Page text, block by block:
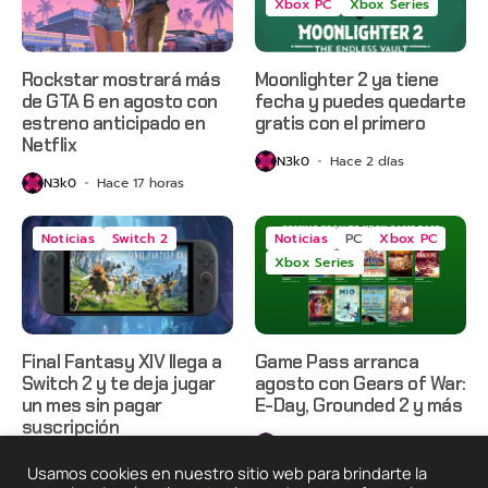
Rockstar mostrará más
de GTA 6 en agosto con
estreno anticipado en
Netflix
N3k0 Hace 17 horas
Xbox PC
Xbox Series
Moonlighter 2 ya tiene
fecha y puedes quedarte
gratis con el primero
N3k0 Hace 2 días
Noticias Switch 2
Final Fantasy XIV llega a
Switch 2 y te deja jugar
un mes sin pagar
suscripción
Hace 3 días
Noticias PC
Xbox PC
Xbox Series
Game Pass arranca
agosto con Gears of War:
E-Day, Grounded 2 y más
Usamos cookies en nuestro sitio web para brindarte la